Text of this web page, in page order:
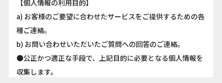
【個人情報の利用目的】
a) お客様のご要望に合わせたサービスをご提供するための各
種ご連絡。
b) お問い合わせいただいたご質問への回答のご連絡。
●公正かつ適正な手段で、上記目的に必要となる個人情報を
収集します。